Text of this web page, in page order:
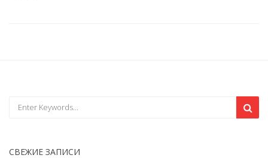
СВЕЖИЕ ЗАПИСИ